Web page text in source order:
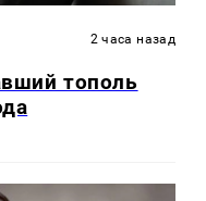
2 часа назад
тополь